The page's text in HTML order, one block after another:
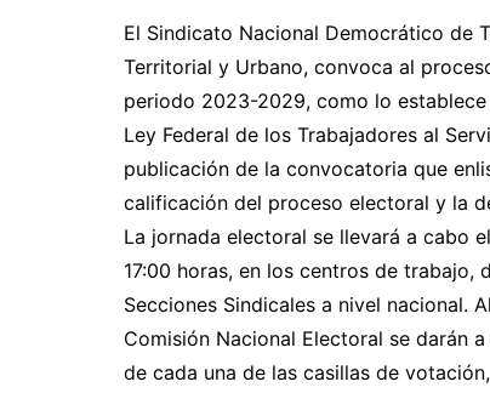
El Sindicato Nacional Democrático de
Territorial y Urbano, convoca al
periodo 2023-2029, como lo
Ley Federal de los Trabajadores al
publicación de la convocatoria que
calificación del proceso electoral y la
La jornada electoral se llevará a cabo
17:00 horas, en los centros de trabajo,
Secciones Sindicales a nivel nacional.
Comisión Nacional Electoral se darán
de cada una de las casillas de